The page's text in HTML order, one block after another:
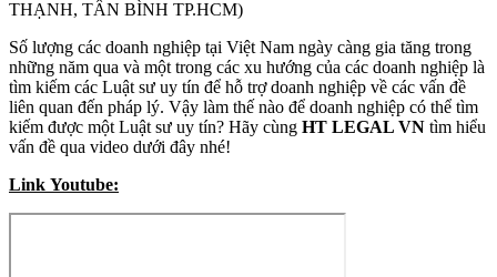
Số lượng các doanh nghiệp tại Việt Nam ngày càng gia tăng trong
những năm qua và một trong các xu hướng của các doanh nghiệp là
tìm kiếm các Luật sư uy tín để hỗ trợ doanh nghiệp về các vấn đề
liên quan đến pháp lý. Vậy làm thế nào để doanh nghiệp có thể tìm
kiếm được một Luật sư uy tín? Hãy cùng HT LEGAL VN tìm hiểu
vấn đề qua video dưới đây nhé!
Link Youtube: